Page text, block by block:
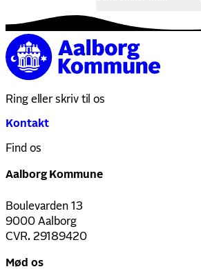
Ring eller skriv til os
Kontakt
Find os
Aalborg Kommune
Boulevarden 13
9000 Aalborg
CVR. 29189420
Mød os